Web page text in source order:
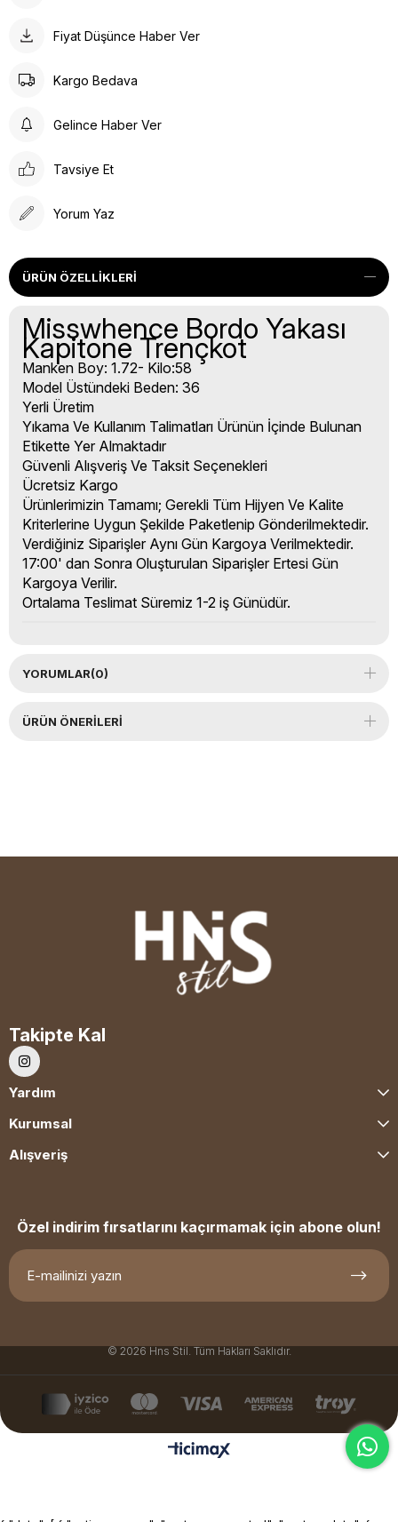
Fiyat Düşünce Haber Ver
Kargo Bedava
Gelince Haber Ver
Tavsiye Et
Yorum Yaz
ÜRÜN ÖZELLIKLERI
Misswhence Bordo Yakası
Kapitone Trençkot
Manken Boy: 1.72- Kilo:58
Model Üstündeki Beden: 36
Yerli Üretim
Yıkama Ve Kullanım Talimatları Ürünün İçinde Bulunan
Etikette Yer Almaktadır
Güvenli Alışveriş Ve Taksit Seçenekleri
Ücretsiz Kargo
Ürünlerimizin Tamamı; Gerekli Tüm Hijyen Ve Kalite
Kriterlerine Uygun Şekilde Paketlenip Gönderilmektedir.
Verdiğiniz Siparişler Aynı Gün Kargoya Verilmektedir.
17:00' dan Sonra Oluşturulan Siparişler Ertesi Gün
Kargoya Verilir.
Ortalama Teslimat Süremiz 1-2 iş Günüdür.
YORUMLAR(0)
ÜRÜN ÖNERILERI
Takipte Kal
Yardım
Kurumsal
Alışveriş
Özel indirim fırsatlarını kaçırmamak için abone olun!
© 2026 Hns Stil. Tüm Hakları Saklıdır.